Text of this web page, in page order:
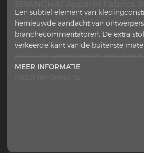
Een subtiel element van
hernieuwde aandacht van
branchecommentatoren. De extra
verkeerde kant van de buitenste
geplaatst heeft
MEER INFORMATIE
Tijdens de Intertextile SHANGHAI
plaatsvinden van 11 tot 13 maart
Rainbow (UBL) Interlining Co., Ltd
producten presenteren en een
presentatie brengen